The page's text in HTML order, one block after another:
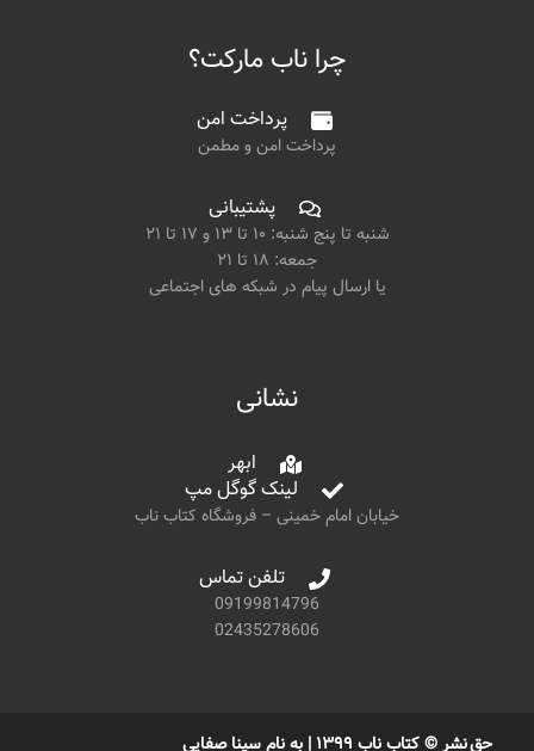
چرا ناب مارکت؟
پرداخت امن
پرداخت امن و مطمن
پشتیبانی
شنبه تا پنج شنبه: ۱۰ تا ۱۳ و ۱۷ تا ۲۱
جمعه: ۱۸ تا ۲۱
یا ارسال پیام در شبکه های اجتماعی
نشانی
ابهر
لینک گوگل مپ
خیابان امام خمینی – فروشگاه کتاب ناب
تلفن تماس
09199814796
02435278606
حق نشر © کتاب ناب ۱۳۹۹ | به نام سینا صفایی